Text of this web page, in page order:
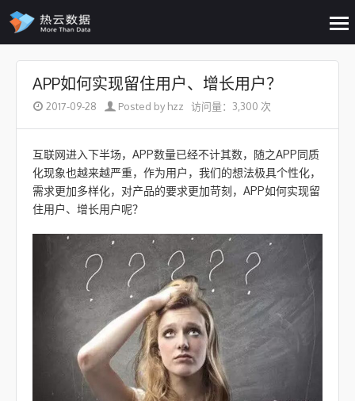
Skip to content
APP如何实现留住用户、增长用户？
2017-09-28 Posted by hzz 访问量：3,300 次
互联网进入下半场，APP数量已经不计其数，随之APP同质
化现象也越来越严重，作为用户，我们的想法极具个性化，
需求更加多样化，对产品的要求更加苛刻，APP如何实现留
住用户、增长用户呢？